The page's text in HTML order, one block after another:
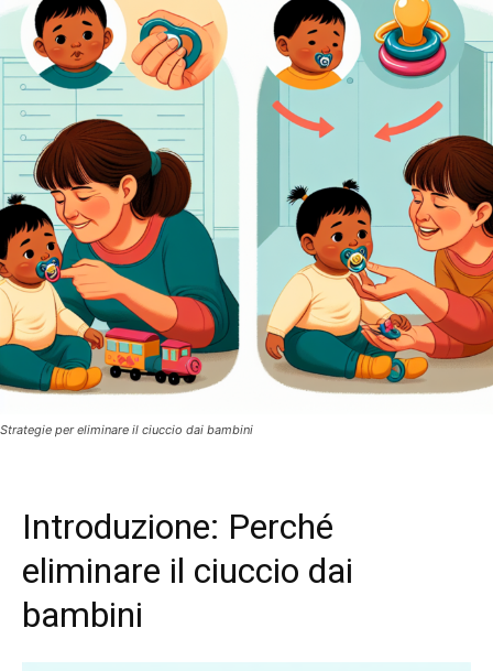
Strategie per eliminare il ciuccio dai bambini
Introduzione: Perché
eliminare il ciuccio dai
bambini